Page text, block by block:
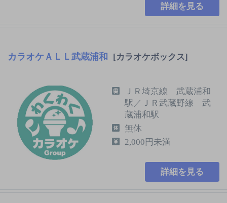
詳細を見る
カラオケＡＬＬ武蔵浦和 [カラオケボックス]
ＪＲ埼京線 武蔵浦和
駅／ＪＲ武蔵野線 武
蔵浦和駅
無休
2,000円未満
詳細を見る